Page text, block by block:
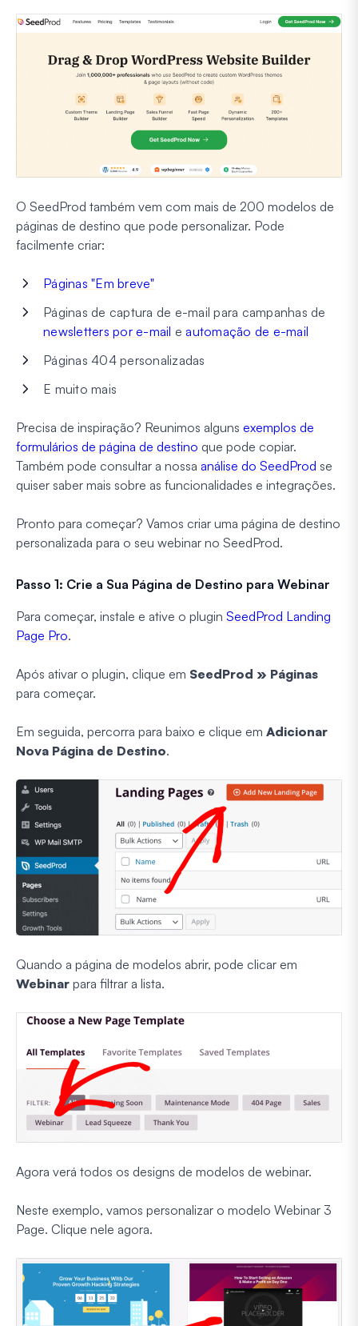
O SeedProd também vem com mais de 200 modelos de
páginas de destino que pode personalizar. Pode
facilmente criar:
Páginas "Em breve"
Páginas de captura de e-mail para campanhas de
newsletters por e-mail eautomação de e-mail
Páginas 404 personalizadas
E muito mais
Precisa de inspiração? Reunimos alguns exemplos de
formulários de página de destino que pode copiar.
Também pode consultar a nossa análise do SeedProd se
quiser saber mais sobre as funcionalidades e integrações.
Pronto para começar? Vamos criar uma página de destino
personalizada para o seu webinar no SeedProd.
Passo 1: Crie a Sua Página de Destino para Webinar
Para começar, instale e ative o plugin SeedProd Landing
Page Pro.
Após ativar o plugin, clique em SeedProd » Páginas
para começar.
Em seguida, percorra para baixo e clique em Adicionar
Nova Página de Destino.
Quando a página de modelos abrir, pode clicar em
Webinar para filtrar a lista.
Agora verá todos os designs de modelos de webinar.
Neste exemplo, vamos personalizar o modelo Webinar 3
Page. Clique nele agora.